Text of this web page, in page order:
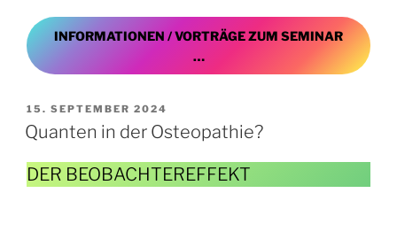
INFORMATIONEN / VORTRÄGE ZUM SEMINAR
…
VERÖFFENTLICHT
AM
15. SEPTEMBER 2024
Quanten in der Osteopathie?
DER BEOBACHTEREFFEKT